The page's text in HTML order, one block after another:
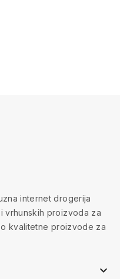
internet drogerija
vrhunskih proizvoda za
kvalitetne proizvode za
keyboard_arrow_down